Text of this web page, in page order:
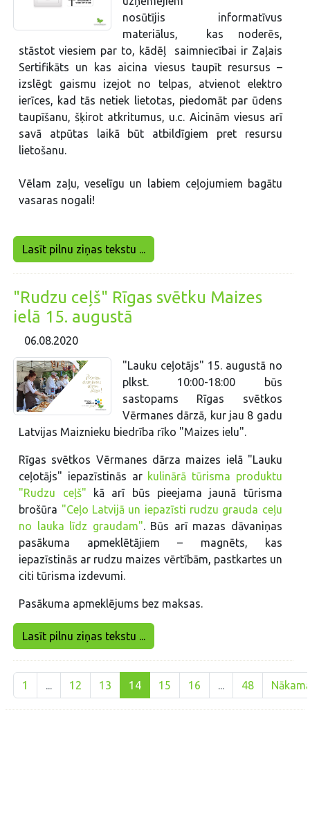
nosūtījis informatīvus
materiālus, kas noderēs,
stāstot viesiem par to, kādēļ saimniecībai ir Zaļais
Sertifikāts un kas aicina viesus taupīt resursus –
izslēgt gaismu izejot no telpas, atvienot elektro
ierīces, kad tās netiek lietotas, piedomāt par ūdens
taupīšanu, šķirot atkritumus, u.c. Aicinām viesus arī
savā atpūtas laikā būt atbildīgiem pret resursu
lietošanu.
Vēlam zaļu, veselīgu un labiem ceļojumiem bagātu
vasaras nogali!
Lasīt pilnu ziņas tekstu ...
"Rudzu ceļš" Rīgas svētku Maizes
ielā 15. augustā
06.08.2020
"Lauku ceļotājs" 15. augustā no
plkst. 10:00-18:00 būs
sastopams Rīgas svētkos
Vērmanes dārzā, kur jau 8 gadu
Latvijas Maiznieku biedrība rīko "Maizes ielu".
Rīgas svētkos Vērmanes dārza maizes ielā "Lauku
ceļotājs" iepazīstinās ar kulinārā tūrisma produktu
"Rudzu ceļš" kā arī būs pieejama jaunā tūrisma
brošūra "Ceļo Latvijā un iepazīsti rudzu grauda ceļu
no lauka līdz graudam" . Būs arī mazas dāvaniņas
pasākuma apmeklētājiem – magnēts, kas
iepazīstinās ar rudzu maizes vērtībām, pastkartes un
citi tūrisma izdevumi.
Pasākuma apmeklējums bez maksas.
Lasīt pilnu ziņas tekstu ...
1 12 13 14 15 16 48